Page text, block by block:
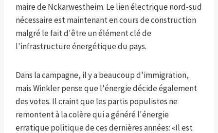
maire de Nckarwestheim. Le lien électrique nord-sud
nécessaire est maintenant en cours de construction
malgré le fait d'être un élément clé de
l'infrastructure énergétique du pays.
Dans la campagne, il y a beaucoup d'immigration,
mais Winkler pense que l'énergie décide également
des votes. Il craint que les partis populistes ne
remontent à la colère qui a généré l'énergie
erratique politique de ces dernières années: «Il est